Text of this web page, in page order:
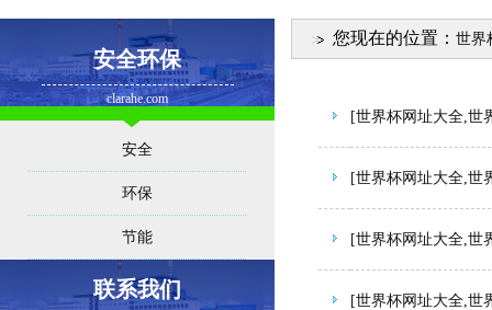
安全环保
clarahe.com
安全
环保
节能
联系我们
您现在的位置： 世界
[世界杯网址大全,世
[世界杯网址大全,世
[世界杯网址大全,世
[世界杯网址大全,世